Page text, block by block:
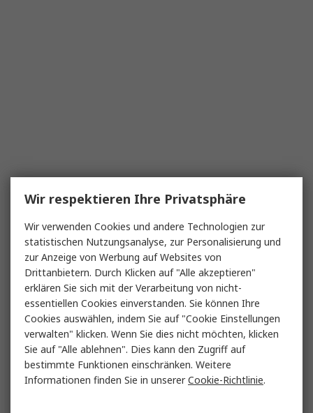
Wir respektieren Ihre Privatsphäre
Wir verwenden Cookies und andere Technologien zur
statistischen Nutzungsanalyse, zur Personalisierung und
zur Anzeige von Werbung auf Websites von
Drittanbietern. Durch Klicken auf "Alle akzeptieren"
erklären Sie sich mit der Verarbeitung von nicht-
essentiellen Cookies einverstanden. Sie können Ihre
Cookies auswählen, indem Sie auf "Cookie Einstellungen
verwalten" klicken. Wenn Sie dies nicht möchten, klicken
Sie auf "Alle ablehnen". Dies kann den Zugriff auf
bestimmte Funktionen einschränken. Weitere
Informationen finden Sie in unsererCookie-Richtlinie.